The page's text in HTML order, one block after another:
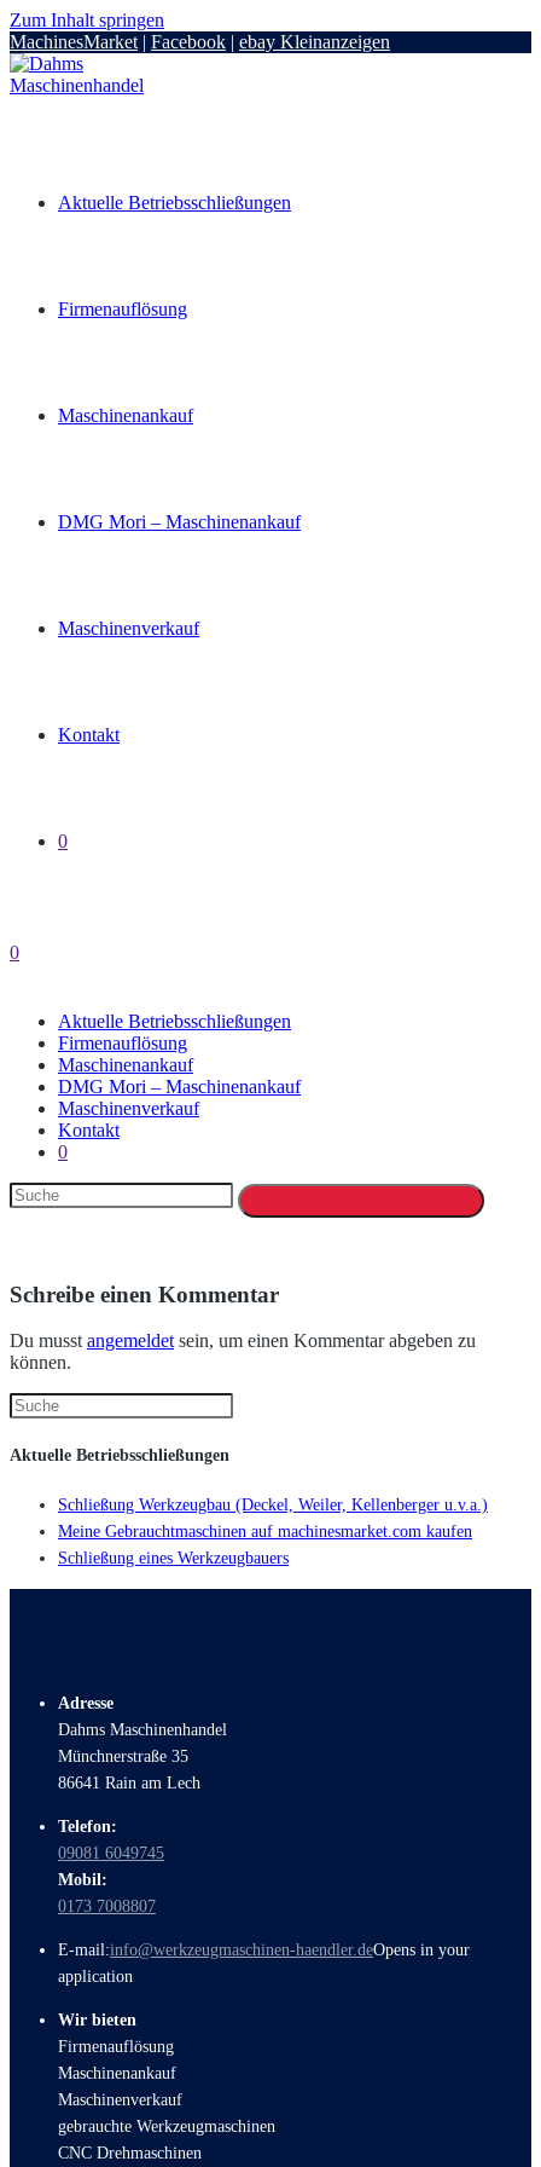
Zum Inhalt springen
MachinesMarket | Facebook | ebay Kleinanzeigen
Aktuelle Betriebsschließungen
Firmenauflösung
Maschinenankauf
DMG Mori – Maschinenankauf
Maschinenverkauf
Kontakt
0
0
Aktuelle Betriebsschließungen
Firmenauflösung
Maschinenankauf
DMG Mori – Maschinenankauf
Maschinenverkauf
Kontakt
0
Schreibe einen Kommentar
Du musstangemeldetsein, um einen Kommentar abgeben zu
können.
Aktuelle Betriebsschließungen
Schließung Werkzeugbau (Deckel, Weiler, Kellenberger u.v.a.)
Meine Gebrauchtmaschinen auf machinesmarket.com kaufen
Schließung eines Werkzeugbauers
Adresse
Dahms Maschinenhandel
Münchnerstraße 35
86641 Rain am Lech
Telefon:
09081 6049745
Mobil:
0173 7008807
E-mail:info@werkzeugmaschinen-haendler.deOpens in your
application
Wir bieten
Firmenauflösung
Maschinenankauf
Maschinenverkauf
gebrauchte Werkzeugmaschinen
CNC Drehmaschinen